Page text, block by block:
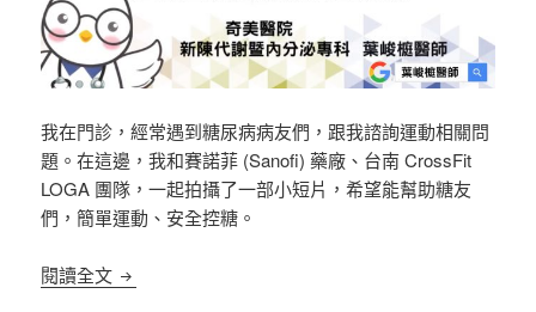
我在門診，經常遇到糖尿病病友們，跟我諮詢運動相關問
題。在這邊，我和賽諾菲 (Sanofi) 藥廠、台南 CrossFit
LOGA 團隊，一起拍攝了一部小短片，希望能幫助糖友
們，簡單運動、安全控糖。
閱讀全文 《糖尿病找共照》葉醫師 ft. 運動教練，快速解答「